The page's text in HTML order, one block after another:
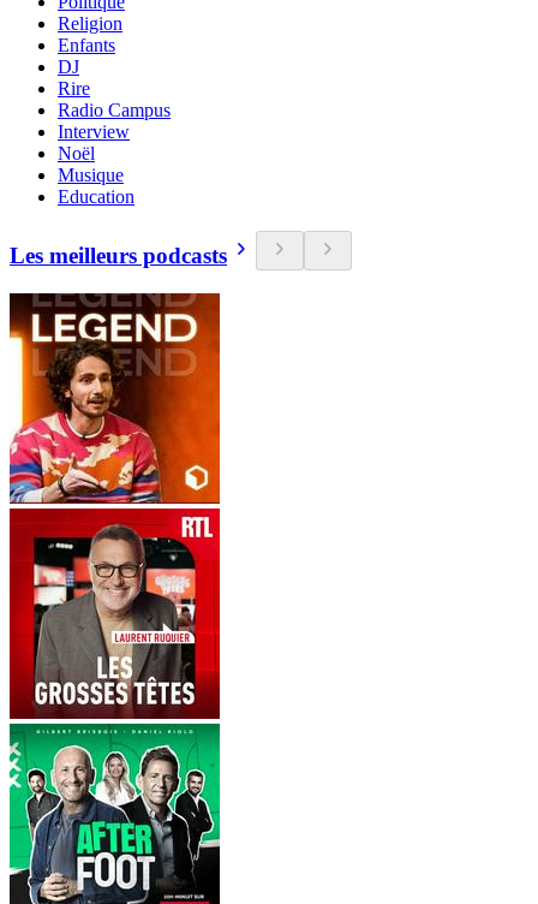
Religion
Enfants
DJ
Rire
Radio Campus
Interview
Noël
Musique
Education
Les meilleurs podcasts